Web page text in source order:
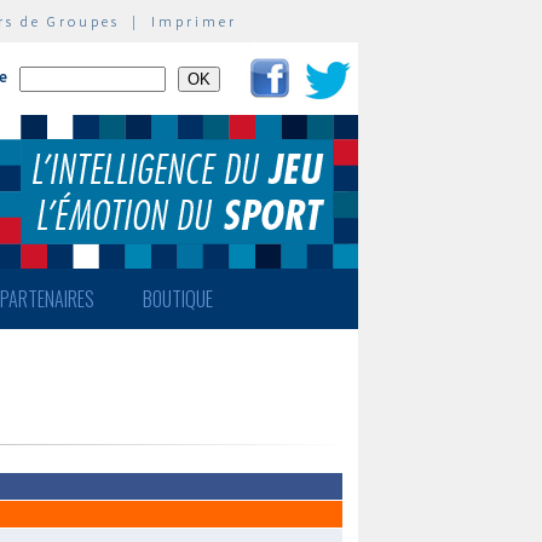
de Groupes | Imprimer
PARTENAIRES BOUTIQUE